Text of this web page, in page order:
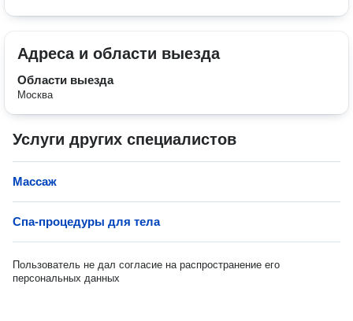
Адреса и области выезда
Области выезда
Москва
Услуги других специалистов
Массаж
Спа-процедуры для тела
Пользователь не дал согласие на распространение его
персональных данных